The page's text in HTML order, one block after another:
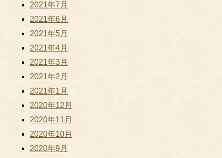
2021年7月
2021年6月
2021年5月
2021年4月
2021年3月
2021年2月
2021年1月
2020年12月
2020年11月
2020年10月
2020年9月